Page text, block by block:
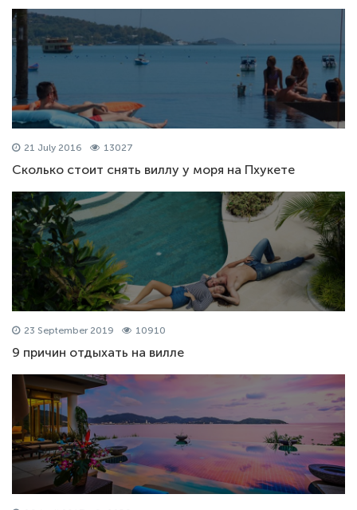
21 July 2016 13027
Сколько стоит снять виллу у моря на Пхукете
23 September 2019 10910
9 причин отдыхать на вилле